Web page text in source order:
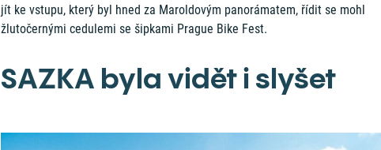
jít ke vstupu, který byl hned za Maroldovým panorámatem, řídit se mohl
žlutočernými cedulemi se šipkami Prague Bike Fest.
SAZKA byla vidět i slyšet